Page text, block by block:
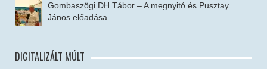
Gombaszögi DH Tábor – A megnyitó és Pusztay
János előadása
DIGITALIZÁLT MÚLT